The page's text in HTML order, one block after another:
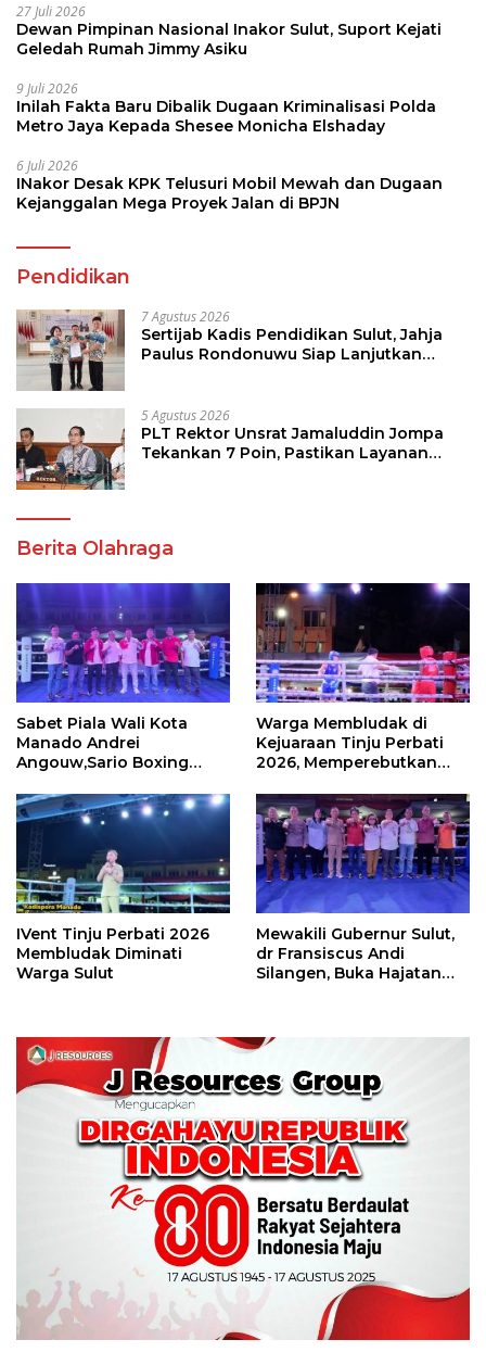
27 Juli 2026
Dewan Pimpinan Nasional Inakor Sulut, Suport Kejati
Geledah Rumah Jimmy Asiku
9 Juli 2026
Inilah Fakta Baru Dibalik Dugaan Kriminalisasi Polda
Metro Jaya Kepada Shesee Monicha Elshaday
6 Juli 2026
INakor Desak KPK Telusuri Mobil Mewah dan Dugaan
Kejanggalan Mega Proyek Jalan di BPJN
Pendidikan
7 Agustus 2026
Sertijab Kadis Pendidikan Sulut, Jahja
Paulus Rondonuwu Siap Lanjutkan
5 Agustus 2026
PLT Rektor Unsrat Jamaluddin Jompa
Tekankan 7 Poin, Pastikan Layanan
Berita Olahraga
Sabet Piala Wali Kota
Manado Andrei
Angouw,Sario Boxing
Perbati 2026
Warga Membludak di
Kejuaraan Tinju Perbati
2026, Memperebutkan
IVent Tinju Perbati 2026
Membludak Diminati
Warga Sulut
Mewakili Gubernur Sulut,
dr Fransiscus Andi
Silangen, Buka Hajatan